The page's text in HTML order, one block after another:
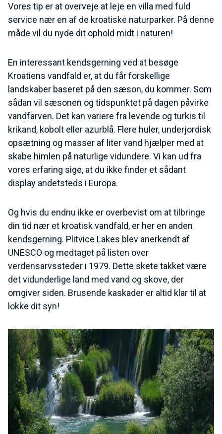
Vores tip er at overveje at leje en villa med fuld
service nær en af de kroatiske naturparker. På denne
måde vil du nyde dit ophold midt i naturen!
En interessant kendsgerning ved at besøge
Kroatiens vandfald er, at du får forskellige
landskaber baseret på den sæson, du kommer. Som
sådan vil sæsonen og tidspunktet på dagen påvirke
vandfarven. Det kan variere fra levende og turkis til
krikand, kobolt eller azurblå. Flere huler, underjordisk
opsætning og masser af liter vand hjælper med at
skabe himlen på naturlige vidundere. Vi kan ud fra
vores erfaring sige, at du ikke finder et sådant
display andetsteds i Europa.
Og hvis du endnu ikke er overbevist om at tilbringe
din tid nær et kroatisk vandfald, er her en anden
kendsgerning. Plitvice Lakes blev anerkendt af
UNESCO og medtaget på listen over
verdensarvssteder i 1979. Dette skete takket være
det vidunderlige land med vand og skove, der
omgiver siden. Brusende kaskader er altid klar til at
lokke dit syn!